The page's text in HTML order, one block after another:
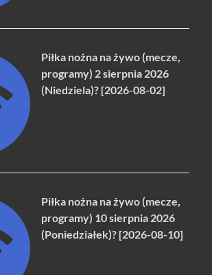
Piłka nożna na żywo (mecze,
programy) 2 sierpnia 2026
(Niedziela)? [2026-08-02]
Piłka nożna na żywo (mecze,
programy) 10 sierpnia 2026
(Poniedziałek)? [2026-08-10]